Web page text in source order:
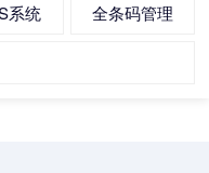
系统 全条码管理